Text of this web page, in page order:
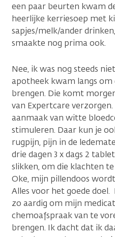
een paar beurten kwam
heerlijke kerriesoep met
sapjes/melk/ander
smaakte nog prima ook.
Nee, ik was nog steeds
apotheek kwam langs om
brengen. Die komt
van Expertcare
aanmaak van witte
stimuleren. Daar kun je
rugpijn, pijn in de
drie dagen 3 x dags 2
slikken, om die klachten
Oke, mijn pillendoos
Alles voor het goede
zo aardig om mijn
chemoafspraak van te
brengen. Ik dacht dat ik